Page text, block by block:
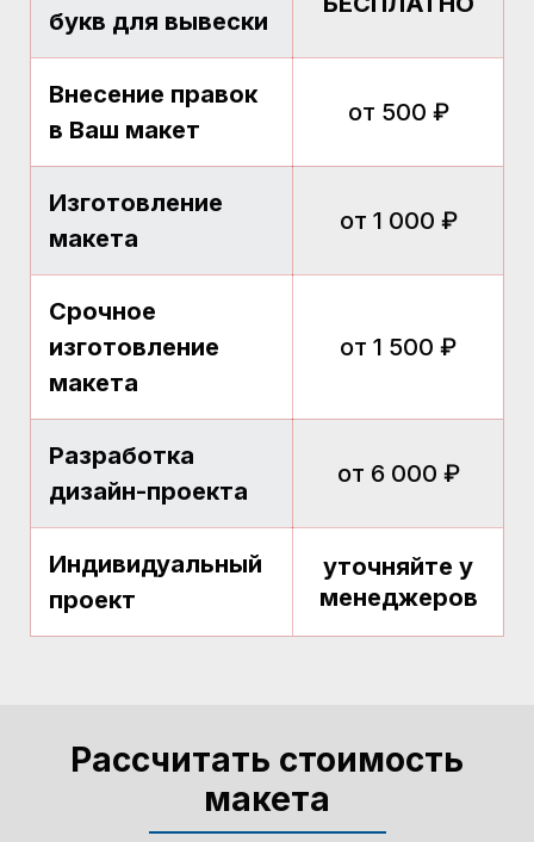
букв для вывески
Внесение правок
в Ваш макет
от 500 ₽
Изготовление
макета
от 1 000 ₽
Срочное
изготовление
макета
от 1 500 ₽
Разработка
дизайн-проекта
от 6 000 ₽
Индивидуальный
проект
уточняйте у
менеджеров
Рассчитать стоимость
макета